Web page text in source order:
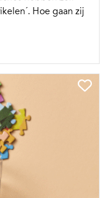
Hoe gaan zij